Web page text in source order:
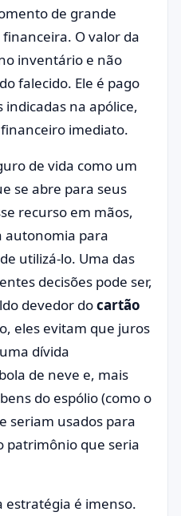
de grande
O valor da
inventário e não
falecido. Ele é pago
na apólice,
imediato.
de vida como um
se abre para seus
recurso em mãos,
autonomia para
utilizá-lo. Uma das
decisões pode ser,
devedor docartão
eles evitam que juros
dívida
de neve e, mais
do espólio (como o
seriam usados para
patrimônio que seria
estratégia é imenso.